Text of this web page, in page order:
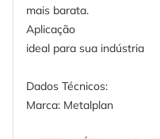
mais barata.
Aplicação
ideal para sua indústria
Dados Técnicos:
Marca: Metalplan